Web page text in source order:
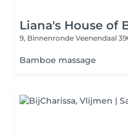
Liana's House of
9, Binnenronde Veenendaal
Bamboe massage